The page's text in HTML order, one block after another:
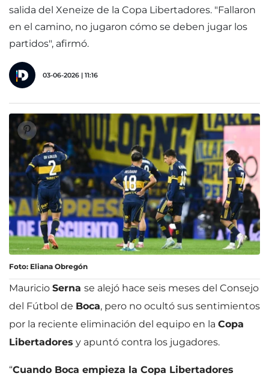
salida del Xeneize de la Copa Libertadores. "Fallaron
en el camino, no jugaron cómo se deben jugar los
partidos", afirmó.
03-06-2026 | 11:16
Foto: Eliana Obregón
Mauricio Serna se alejó hace seis meses del Consejo
del Fútbol de Boca, pero no ocultó sus sentimientos
por la reciente eliminación del equipo en la Copa
Libertadores y apuntó contra los jugadores.
“Cuando Boca empieza la Copa Libertadores